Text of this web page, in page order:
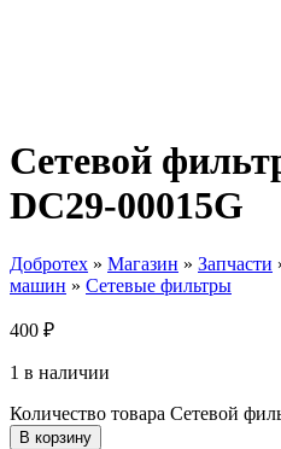
Сетевой
DC29-00015G
Добротех » Магазин » Запчасти
машин » Сетевые фильтры
400 ₽
1 в наличии
Количество товара Сетевой
В корзину